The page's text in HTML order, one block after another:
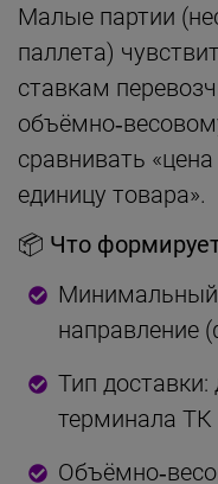
Малые партии
паллета)
ставкам
сравнивать
единицу товара».
📦 Что
Минимальный
направление
Тип
терминала ТК